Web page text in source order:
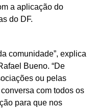
a aplicação do
do DF.
comunidade”, explica
Bueno. “De
ou pelas
com todos os
para que nos